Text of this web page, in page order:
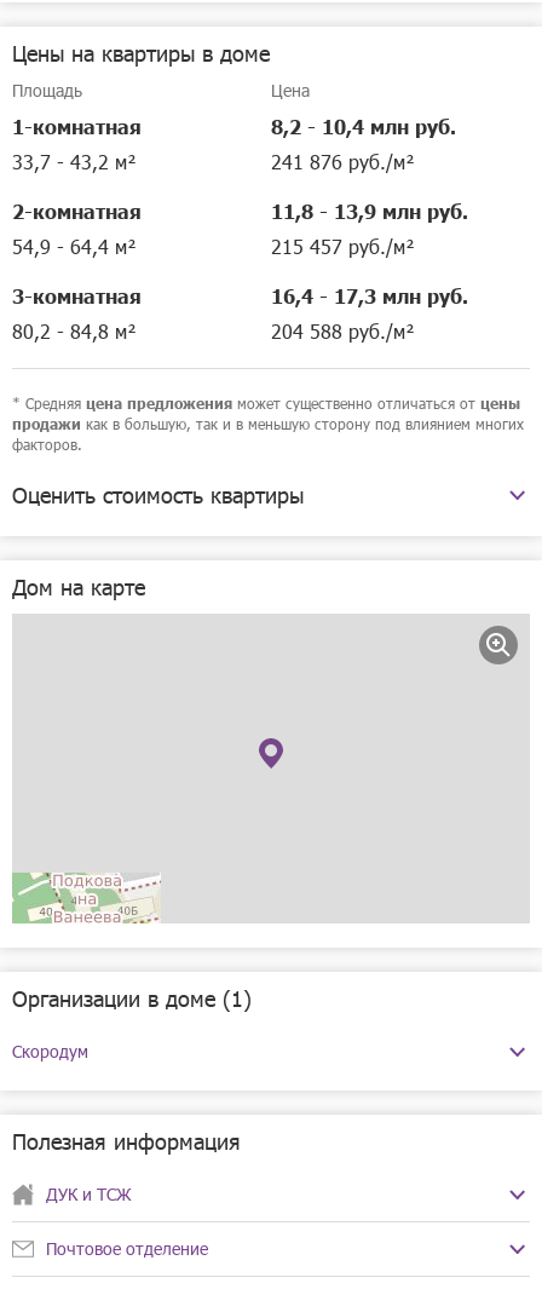
Цены на квартиры в доме
Площадь Цена
1-комнатная
33,7 - 43,2 м²
8,2 - 10,4 млн руб.
241 876 руб./м²
2-комнатная
54,9 - 64,4 м²
11,8 - 13,9 млн руб.
215 457 руб./м²
3-комнатная
80,2 - 84,8 м²
16,4 - 17,3 млн руб.
204 588 руб./м²
* Средняя цена предложения может существенно отличаться от цены
продажи как в большую, так и в меньшую сторону под влиянием многих
факторов.
Оценить стоимость квартиры
Дом на карте
Организации в доме (1)
Скородум
Режим работы:
Полезная информация
ДУК и ТСЖ
Почтовое отделение